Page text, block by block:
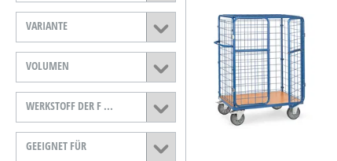
VARIANTE
VOLUMEN
WERKSTOFF DER F ...
GEEIGNET FÜR